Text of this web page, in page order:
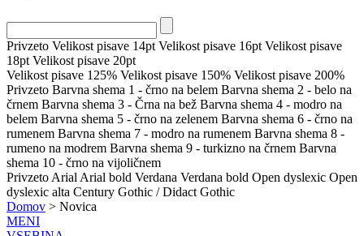
Privzeto Velikost pisave 14pt Velikost pisave 16pt Velikost pisave
18pt Velikost pisave 20pt
Velikost pisave 125% Velikost pisave 150% Velikost pisave 200%
Privzeto Barvna shema 1 - črno na belem Barvna shema 2 - belo na
črnem Barvna shema 3 - Črna na bež Barvna shema 4 - modro na
belem Barvna shema 5 - črno na zelenem Barvna shema 6 - črno na
rumenem Barvna shema 7 - modro na rumenem Barvna shema 8 -
rumeno na modrem Barvna shema 9 - turkizno na črnem Barvna
shema 10 - črno na vijoličnem
Privzeto Arial Arial bold Verdana Verdana bold Open dyslexic Open
dyslexic alta Century Gothic / Didact Gothic
Domov > Novica
MENI